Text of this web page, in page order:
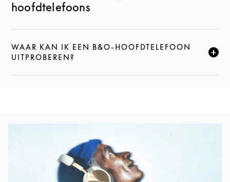
hoofdtelefoons
WAAR KAN IK EEN B&O-HOOFDTELEFOON
UITPROBEREN?
KLIK HIER OM DEZE BESCHRIJVING UIT TE